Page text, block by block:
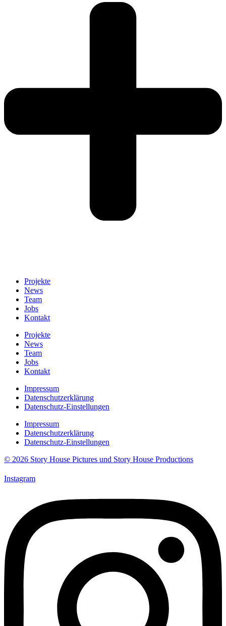
Projekte
News
Team
Jobs
Kontakt
Projekte
News
Team
Jobs
Kontakt
Impressum
Datenschutzerklärung
Datenschutz-Einstellungen
Impressum
Datenschutzerklärung
Datenschutz-Einstellungen
© 2026 Story House Pictures und Story House Productions
Instagram